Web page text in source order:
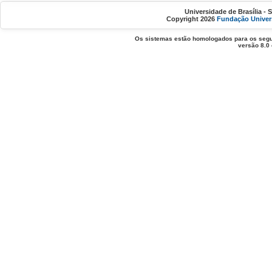
Universidade de Brasília -
Copyright 2026 Fundação
Os sistemas estão homologados para os
versão 8.0